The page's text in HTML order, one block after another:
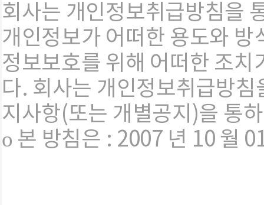
회사는 개인정보취급방침을
개인정보가 어떠한 용도와
정보보호를 위해 어떠한 조
다. 회사는 개인정보취급방
지사항(또는 개별공지)을 통
ο 본 방침은 : 2007 년 10 월